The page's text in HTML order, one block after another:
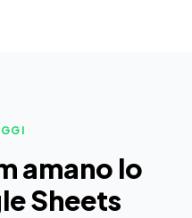
amano lo
Sheets